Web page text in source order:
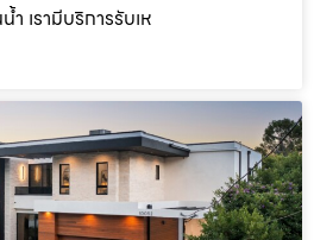
เรามีบริการรับเห